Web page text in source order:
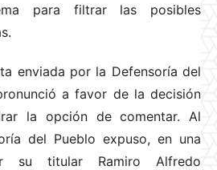
para filtrar las posibles
enviada por la Defensoría del
a favor de la decisión
la opción de comentar. Al
del Pueblo expuso, en una
su titular Ramiro Alfredo